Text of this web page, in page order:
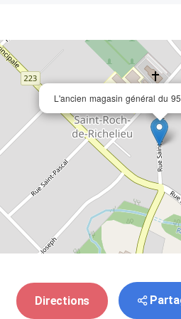
L'ancien magasin général du
Directions